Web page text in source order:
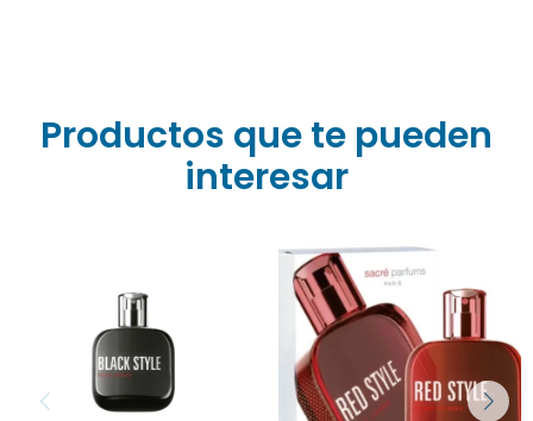
Productos que te pueden
interesar
Fragancia intensa y
sofisticada que combina
notas frescas y cálidas
para crear una
experiencia única y
duradera. Amaderada
especiada
Carácter audaz y
envolvente. Oriental
especiada.